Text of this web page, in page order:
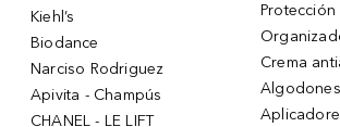
Kiehl’s
Biodance
Narciso Rodriguez
Apivita - Champús
CHANEL - LE LIFT
Crema